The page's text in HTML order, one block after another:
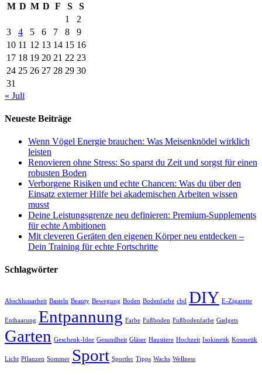
M D M D F S
S
1
2
3
4 5 6 7 8
9
10 11 12 13 14 15 16
17 18 19 20 21 22 23
24 25 26 27 28 29 30
31
« Juli
Neueste Beiträge
Wenn Vögel Energie brauchen: Was Meisenknödel wirklich
leisten
Renovieren ohne Stress: So sparst du Zeit und sorgst für einen
robusten Boden
Verborgene Risiken und echte Chancen: Was du über den
Einsatz externer Hilfe bei akademischen Arbeiten wissen
musst
Deine Leistungsgrenze neu definieren: Premium-Supplements
für echte Ambitionen
Mit cleveren Geräten den eigenen Körper neu entdecken –
Dein Training für echte Fortschritte
Schlagwörter
Abschlussarbeit Basteln Beauty Bewegung Boden Bodenfarbe cbd DIY E-Zigarette
Enthaarung Entpannung Farbe Fußboden Fußbodenfarbe Gadgets
Garten Geschenk-Idee Gesundheit Gläser Haustiere Hochzeit Isokinetik Kosmetik
Licht Pflanzen Sommer Sport Sportler Tipps Wachs Wellness